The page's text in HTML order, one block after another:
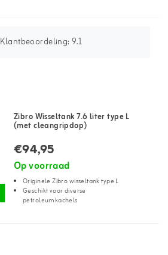
Klantbeoordeling:9.1
Zibro Wisseltank 7.6 liter type L
(met cleangripdop)
€94,95
Op voorraad
Originele Zibro wisseltank type L
Geschikt voor diverse
petroleumkachels